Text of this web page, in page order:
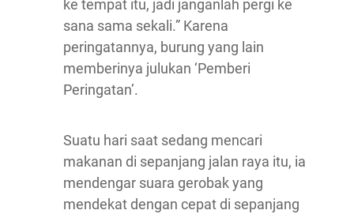
ke tempat itu, jadi janganlah pergi ke
sana sama sekali.” Karena
peringatannya, burung yang lain
memberinya julukan ‘Pemberi
Peringatan’.
Suatu hari saat sedang mencari
makanan di sepanjang jalan raya itu, ia
mendengar suara gerobak yang
mendekat dengan cepat di sepanjang